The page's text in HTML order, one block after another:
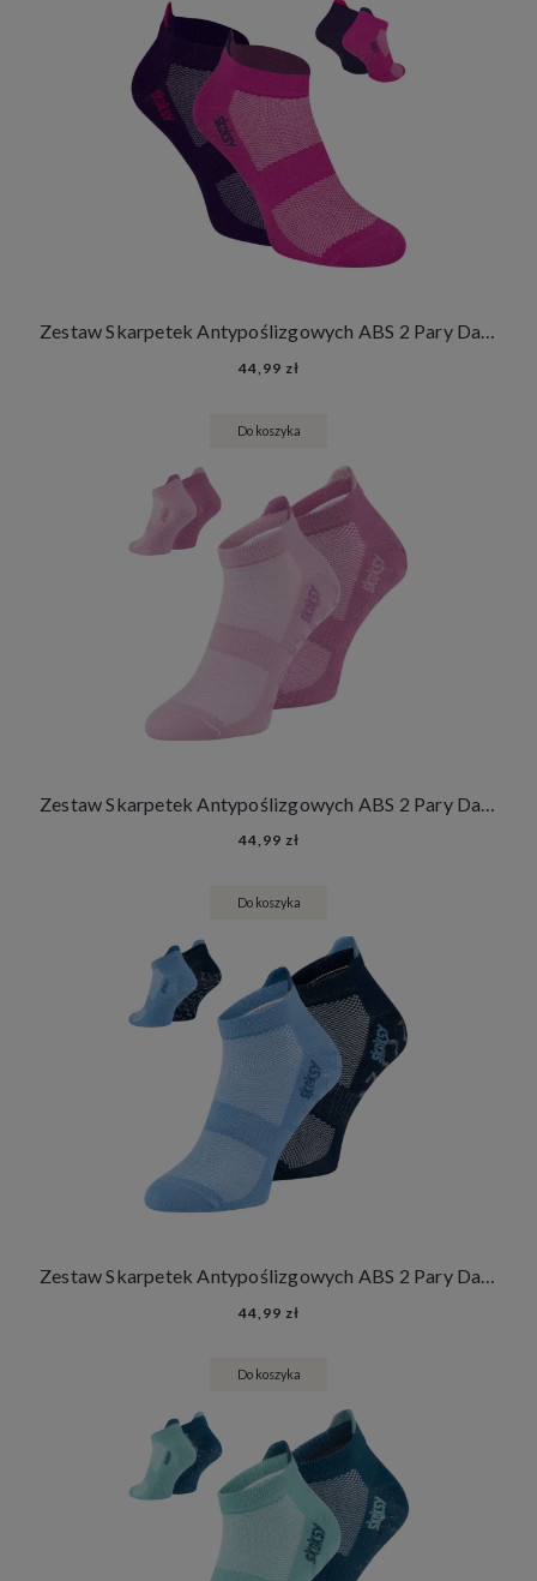
Zestaw Skarpetek Antypoślizgowych ABS 2 Pary Damskie Męskie Skarpety Stopki Joga Fitness
44,99 zł
Do koszyka
44,99 zł
Do koszyka
44,99 zł
Do koszyka